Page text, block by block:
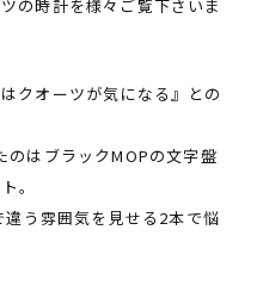
の時計を様々ご覧下さいま
クオーツが気になる』との
のはブラックMOPの文字盤
。
う雰囲気を見せる2本で悩